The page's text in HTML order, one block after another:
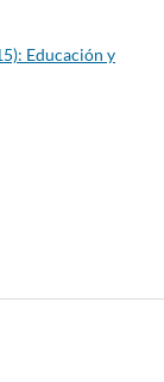
Educación y